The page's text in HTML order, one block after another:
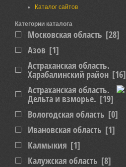
Каталог сайтов
Категории каталога
Московская область [28]
Азов [1]
Астраханская область.
Харабалинский район [16]
Астраханская область.
Дельта и взморье. [19]
Вологодская область [0]
Ивановская область [1]
Калмыкия [1]
Калужская область [8]